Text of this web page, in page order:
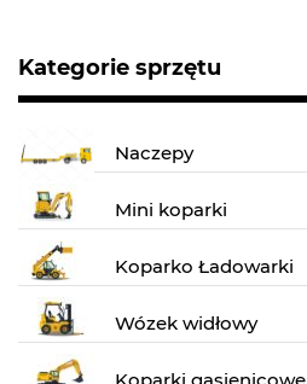
Kategorie sprzętu
Naczepy
Mini koparki
Koparko Ładowarki
Wózek widłowy